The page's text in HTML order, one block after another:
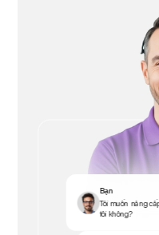
Bạn
Tôi muốn nâng
tôi không?